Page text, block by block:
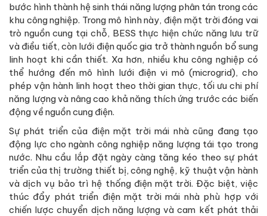
bước hình thành hệ sinh thái năng lượng phân tán trong các
khu công nghiệp. Trong mô hình này, điện mặt trời đóng vai
trò nguồn cung tại chỗ, BESS thực hiện chức năng lưu trữ
và điều tiết, còn lưới điện quốc gia trở thành nguồn bổ sung
linh hoạt khi cần thiết. Xa hơn, nhiều khu công nghiệp có
thể hướng đến mô hình lưới điện vi mô (microgrid), cho
phép vận hành linh hoạt theo thời gian thực, tối ưu chi phí
năng lượng và nâng cao khả năng thích ứng trước các biến
động về nguồn cung điện.
Sự phát triển của điện mặt trời mái nhà cũng đang tạo
động lực cho ngành công nghiệp năng lượng tái tạo trong
nước. Nhu cầu lắp đặt ngày càng tăng kéo theo sự phát
triển của thị trường thiết bị, công nghệ, kỹ thuật vận hành
và dịch vụ bảo trì hệ thống điện mặt trời. Đặc biệt, việc
thúc đẩy phát triển điện mặt trời mái nhà phù hợp với
chiến lược chuyển dịch năng lượng và cam kết phát thải